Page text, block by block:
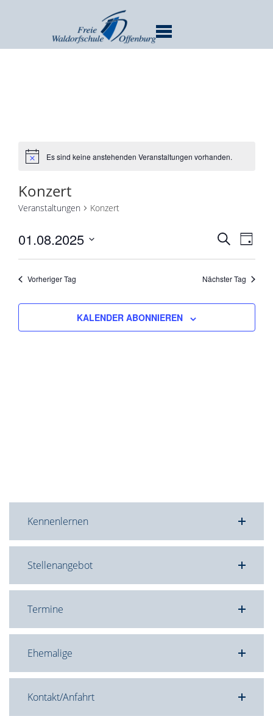
Es sind keine anstehenden Veranstaltungen vorhanden.
Konzert
Veranstaltungen Konzert
Suche
und
SUCHE
TAG
01.08.2025
Datum
wählen.
Vorheriger Tag Nächster Tag
KALENDER ABONNIEREN
Kennenlernen
Stellenangebot
Termine
Ehemalige
Kontakt/Anfahrt